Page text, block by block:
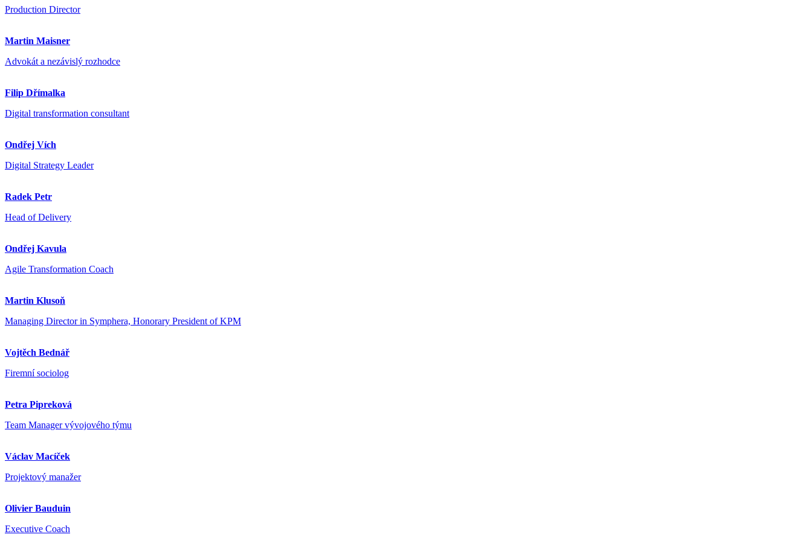
Production Director
Martin Maisner
Advokát a nezávislý rozhodce
Filip Dřímalka
Digital transformation consultant
Ondřej Vích
Digital Strategy Leader
Radek Petr
Head of Delivery
Ondřej Kavula
Agile Transformation Coach
Martin Klusoň
Managing Director in Symphera, Honorary President of KPM
Vojtěch Bednář
Firemní sociolog
Petra Pipreková
Team Manager vývojového týmu
Václav Macíček
Projektový manažer
Olivier Bauduin
Executive Coach